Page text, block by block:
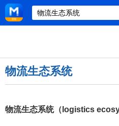
物流生态系统
物流生态系统（logistics